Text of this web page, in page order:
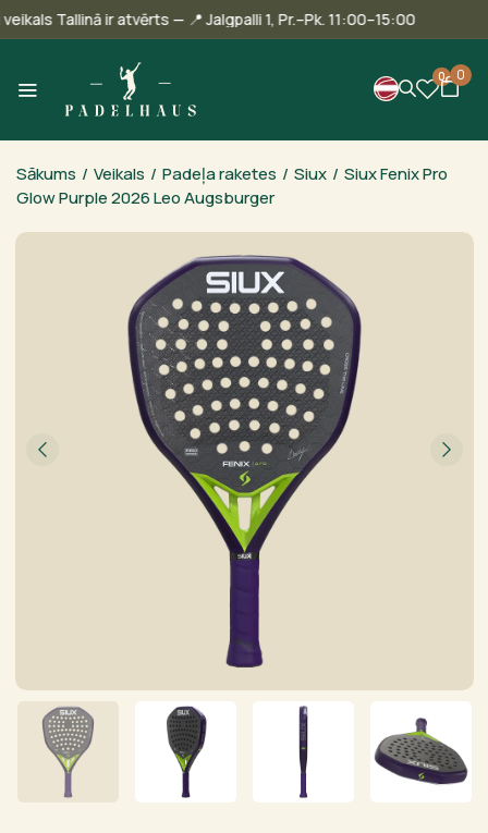
veikals Tallinā ir atvērts — 📍 Jalgpalli 1, Pr.–Pk. 11:00–15:00
0 0
Sākums / Veikals / Padeļa raketes / Siux / Siux Fenix Pro
Glow Purple 2026 Leo Augsburger